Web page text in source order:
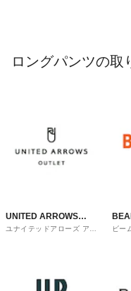
ロングパンツの取
UNITED ARROWS
OUTLET
ユナイテッドアローズ アウ
ビー